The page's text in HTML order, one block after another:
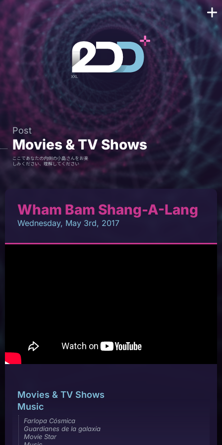
Post
Movies & TV Shows
ここであなたの内側の小島さんをお楽
しみください、理解してください
Wham Bam Shang-A-Lang
Wednesday, May 3rd, 2017
Movies & TV Shows
Music
Farlopa Cósmica
Guardianes de la galaxia
Movie Star